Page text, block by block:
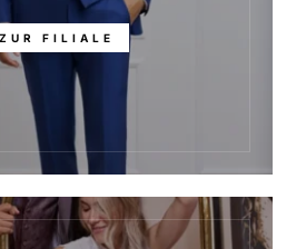
ZUR FILIALE